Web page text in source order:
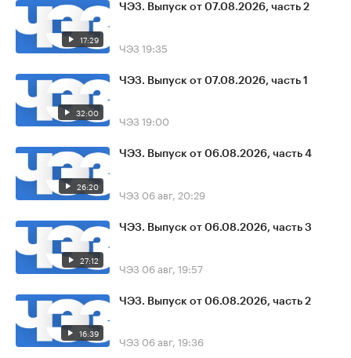
17:29
ЧЭЗ. Выпуск от 07.08.2026, часть 2
ЧЭЗ 19:35
32:00
ЧЭЗ. Выпуск от 07.08.2026, часть 1
ЧЭЗ 19:00
26:20
ЧЭЗ. Выпуск от 06.08.2026, часть 4
ЧЭЗ 06 авг, 20:29
27:12
ЧЭЗ. Выпуск от 06.08.2026, часть 3
ЧЭЗ 06 авг, 19:57
16:39
ЧЭЗ. Выпуск от 06.08.2026, часть 2
ЧЭЗ 06 авг, 19:36